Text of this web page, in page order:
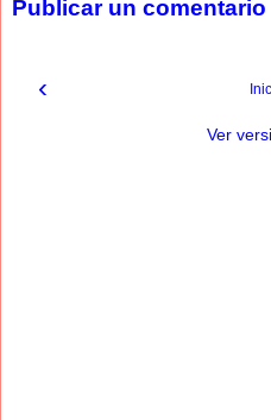
Publicar un comentario
‹
Ver